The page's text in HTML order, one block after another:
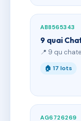
AB8565343
9 quai
📍 9 qu
🏠 17 lots
AG6726269